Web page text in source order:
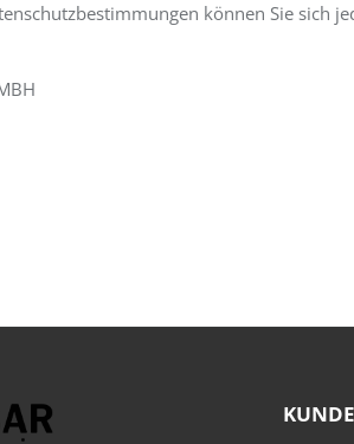
können Sie sich